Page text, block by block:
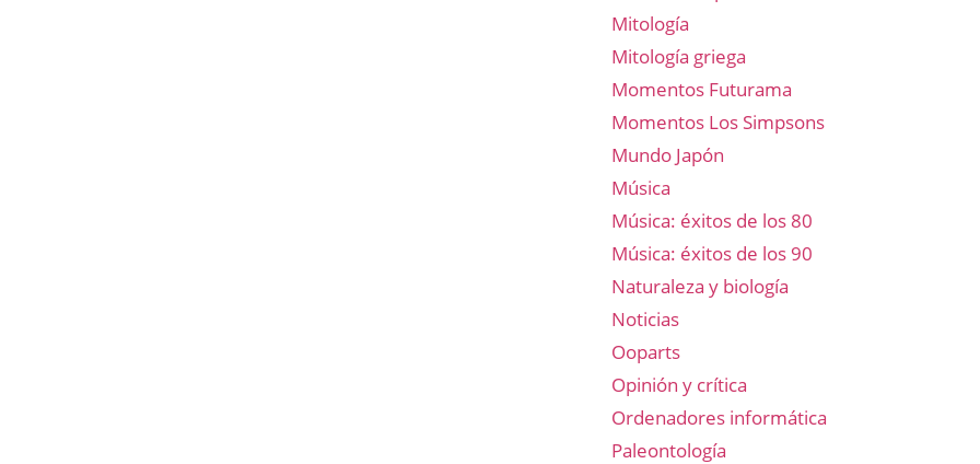
Mitología
Mitología griega
Momentos Futurama
Momentos Los Simpsons
Mundo Japón
Música
Música: éxitos de los 80
Música: éxitos de los 90
Naturaleza y biología
Noticias
Ooparts
Opinión y crítica
Ordenadores informática
Paleontología